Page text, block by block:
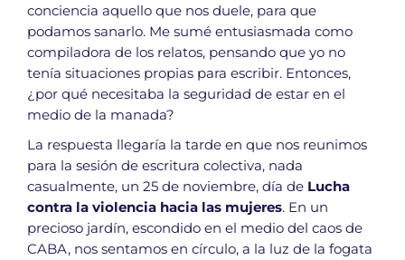
conciencia aquello que nos duele, para que
podamos sanarlo. Me sumé entusiasmada como
compiladora de los relatos, pensando que yo no
tenía situaciones propias para escribir. Entonces,
¿por qué necesitaba la seguridad de estar en el
medio de la manada?
La respuesta llegaría la tarde en que nos reunimos
para la sesión de escritura colectiva, nada
casualmente, un 25 de noviembre, día de Lucha
contra la violencia hacia las mujeres. En un
precioso jardín, escondido en el medio del caos de
CABA, nos sentamos en círculo, a la luz de la fogata